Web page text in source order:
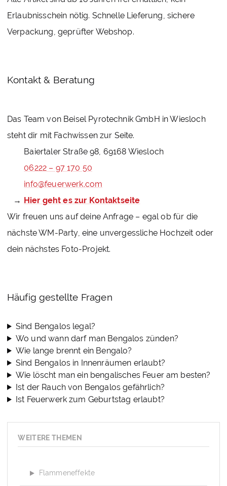
Erlaubnisschein nötig. Schnelle Lieferung, sichere
Verpackung, geprüfter Webshop.
Kontakt & Beratung
Das Team von Beisel Pyrotechnik GmbH in Wiesloch
steht dir mit Fachwissen zur Seite.
Baiertaler Straße 98, 69168 Wiesloch
06222 – 97 170 50
info@feuerwerk.com
→ Hier geht es zur Kontaktseite
Wir freuen uns auf deine Anfrage – egal ob für die
nächste WM-Party, eine unvergessliche Hochzeit oder
dein nächstes Foto-Projekt.
Häufig gestellte Fragen
Sind Bengalos legal?
Wo und wann darf man Bengalos zünden?
Wie lange brennt ein Bengalo?
Sind Bengalos in Innenräumen erlaubt?
Wie löscht man ein bengalisches Feuer am besten?
Ist der Rauch von Bengalos gefährlich?
Ist Feuerwerk zum Geburtstag erlaubt?
WEITERE THEMEN
Flammeneffekte